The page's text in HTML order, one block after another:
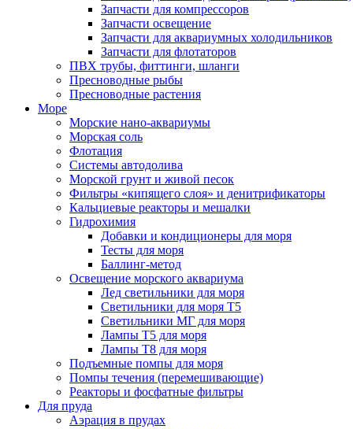
Запчасти для компрессоров
Запчасти освещение
Запчасти для аквариумных холодильников
Запчасти для флотаторов
ПВХ трубы, фиттинги, шланги
Пресноводные рыбы
Пресноводные растения
Море
Морские нано-аквариумы
Морская соль
Флотация
Системы автодолива
Морской грунт и живой песок
Фильтры «кипящего слоя» и денитрификаторы
Кальциевые реакторы и мешалки
Гидрохимия
Добавки и кондиционеры для моря
Тесты для моря
Баллинг-метод
Освещение морского аквариума
Лед светильники для моря
Светильники для моря Т5
Светильники МГ для моря
Лампы Т5 для моря
Лампы Т8 для моря
Подъемные помпы для моря
Помпы течения (перемешивающие)
Реакторы и фосфатные фильтры
Для пруда
Аэрация в прудах